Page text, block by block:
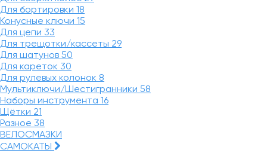
Для бортировки 18
Конусные ключи 15
Для цепи 33
Для трещотки/кассеты 29
Для шатунов 50
Для кареток 30
Для рулевых колонок 8
Мультиключи/Шестигранники 58
Наборы инструмента 16
Щётки 21
Разное 38
ВЕЛОСМАЗКИ
САМОКАТЫ